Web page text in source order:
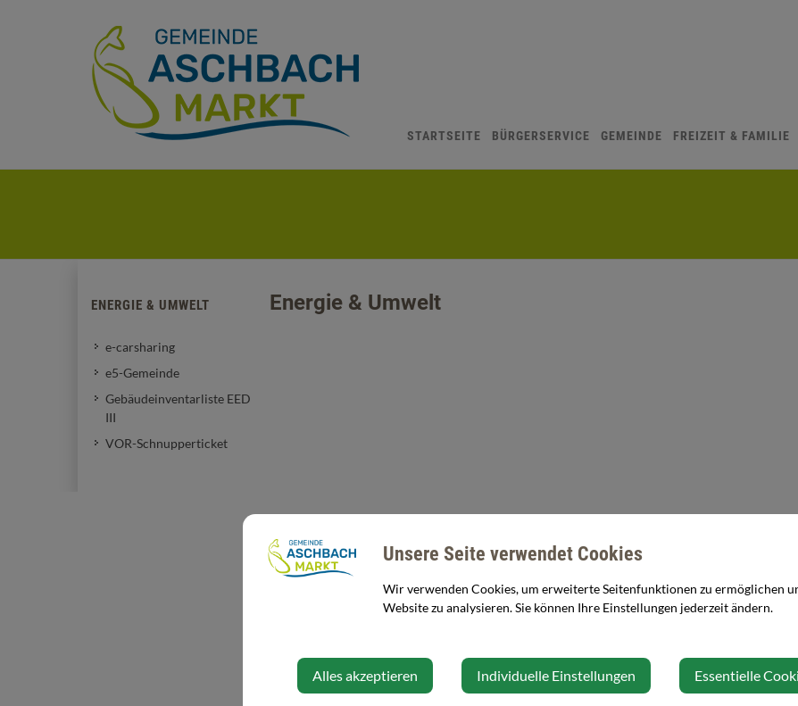
STARTSEITE BÜRGERSERVICE GEMEINDE FREIZEIT & FAMILIE
Energie & Umwelt
ENERGIE & UMWELT
e-carsharing
e5-Gemeinde
Gebäudeinventarliste EED
III
VOR-Schnupperticket
Unsere Seite verwendet Cookies
Wir verwenden Cookies, um erweiterte Seitenfunktionen zu ermöglichen
Website zu analysieren. Sie können Ihre Einstellungen jederzeit ändern.
Alles akzeptieren Individuelle Einstellungen Essentielle